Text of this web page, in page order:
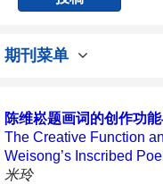
期刊菜单
陈维崧题画词的创作功
The Creative Function
Weisong’s Inscribed
米玲